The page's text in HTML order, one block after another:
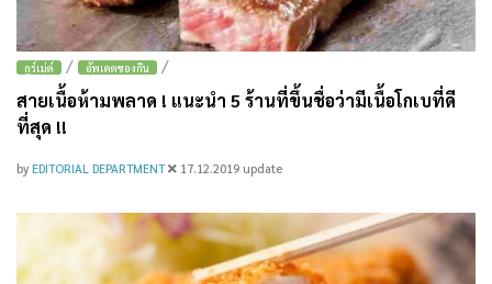
กูร์เม่ต์ / อัพเดตของกิน /
สายเนื้อห้ามพลาด ! แนะนำ 5 ร้านที่ขึ้นชื่อว่ามีเนื้อโกเบที่ดี
ที่สุด !!
by EDITORIAL DEPARTMENT 17.12.2019 update